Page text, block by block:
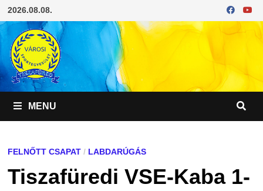
Skip
to
content
2026.08.08.
MENU
FELNŐTT CSAPAT/ LABDARÚGÁS
Tiszafüredi VSE-Kaba 1-